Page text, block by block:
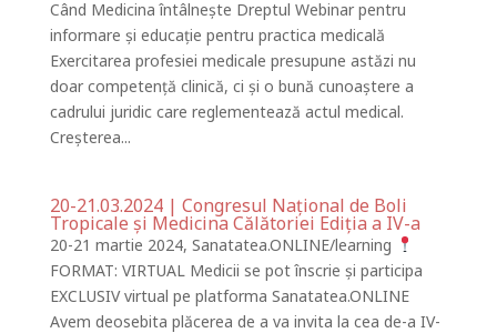
Când Medicina întâlnește Dreptul Webinar pentru
informare și educație pentru practica medicală
Exercitarea profesiei medicale presupune astăzi nu
doar competență clinică, ci și o bună cunoaștere a
cadrului juridic care reglementează actul medical.
Creșterea...
20-21.03.2024 | Congresul Național de Boli
Tropicale și Medicina Călătoriei Ediția a IV-a
20-21 martie 2024, Sanatatea.ONLINE/learning
FORMAT: VIRTUAL Medicii se pot înscrie și participa
EXCLUSIV virtual pe platforma Sanatatea.ONLINE
Avem deosebita plăcerea de a va invita la cea de-a IV-